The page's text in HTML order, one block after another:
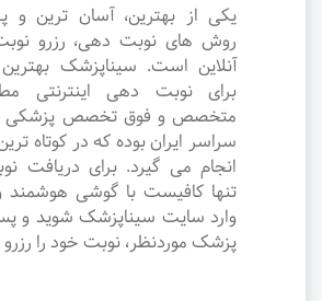
یکی از بهترین، آسان ترین و
روش های نوبت دهی، رزرو
آنلاین است. سیناپزشک
برای نوبت دهی اینترنتی
متخصص و فوق تخصص پزشکی
سراسر ایران بوده که در کوتاه
انجام می گیرد. برای دریافت
تنها کافیست با گوشی هوشمند
وارد سایت سیناپزشک شوید و
پزشک موردنظر، نوبت خود را رزرو